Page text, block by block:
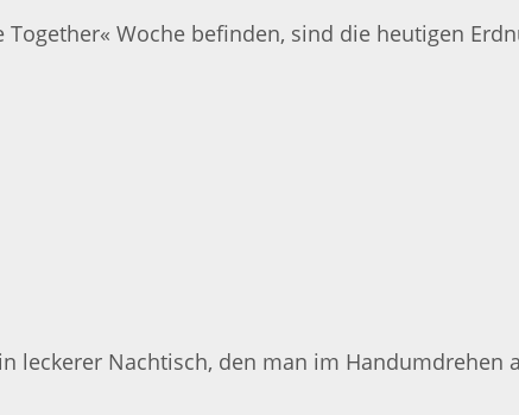
Woche befinden, sind die heutigen
leckerer Nachtisch, den man im Handumdrehen